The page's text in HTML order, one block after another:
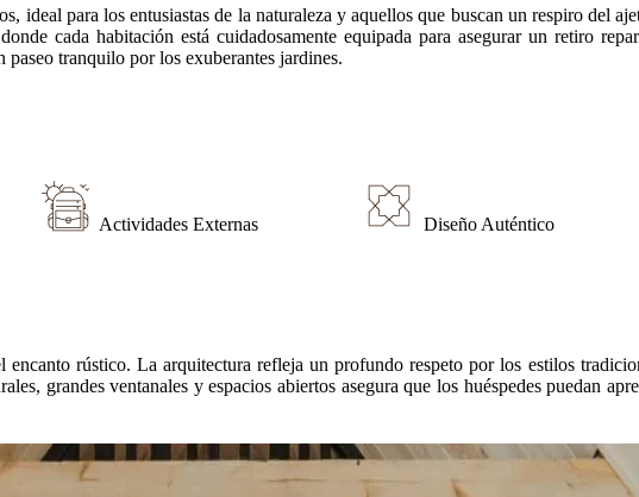
ideal para los entusiastas de la naturaleza y aquellos que buscan un respiro del
cada habitación está cuidadosamente equipada para asegurar un retiro
tranquilo por los exuberantes jardines.
Actividades Externas Diseño Auténtico
rústico. La arquitectura refleja un profundo respeto por los estilos
grandes ventanales y espacios abiertos asegura que los huéspedes puedan